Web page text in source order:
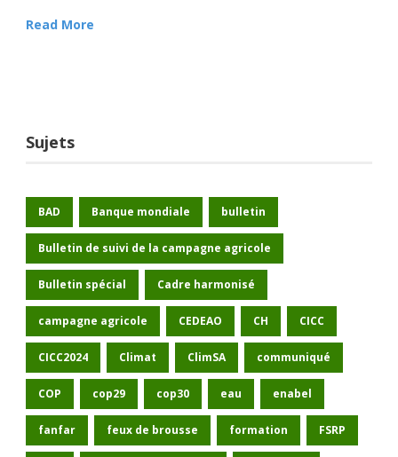
Read More
Sujets
BAD Banque mondiale bulletin
Bulletin de suivi de la campagne agricole
Bulletin spécial Cadre harmonisé
campagne agricole CEDEAO CH CICC
CICC2024 Climat ClimSA communiqué
COP cop29 cop30 eau enabel
fanfar feux de brousse formation FSRP